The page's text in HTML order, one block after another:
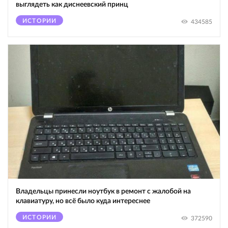
выглядеть как диснеевский принц
ИСТОРИИ 434585
Владельцы принесли ноутбук в ремонт с жалобой на
клавиатуру, но всё было куда интереснее
ИСТОРИИ 372590